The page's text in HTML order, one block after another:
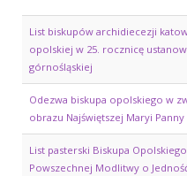
List biskupów archidiecezji
opolskiej w 25. rocznicę
górnośląskiej
Odezwa biskupa opolskiego w
obrazu Najświętszej Maryi
List pasterski Biskupa
Powszechnej Modlitwy o